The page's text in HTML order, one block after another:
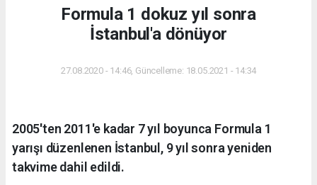
Formula 1 dokuz yıl sonra
İstanbul'a dönüyor
27.08.2020 - 14:46, Güncelleme: 18.05.2021 - 14:34
2005'ten 2011'e kadar 7 yıl boyunca Formula 1
yarışı düzenlenen İstanbul, 9 yıl sonra yeniden
takvime dahil edildi.